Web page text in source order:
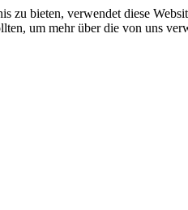
zu bieten, verwendet diese
um mehr über die von uns